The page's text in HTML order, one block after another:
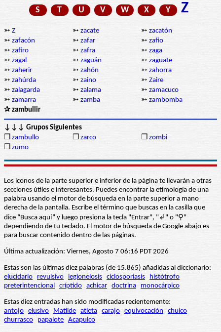
S
T U V W X Y Z
➳ Z ➳ zacate ➳ zacatón
➳ zafacón ➳ zafar ➳ zafio
➳ zafiro ➳ zafra ➳ zaga
➳ zagal ➳ zaguán ➳ zaguate
➳ zaherir ➳ zahón ➳ zahorra
➳ zahúrda ➳ zaino ➳ Zaire
➳ zalagarda ➳ zalama ➳ zamacuco
➳ zamarra ➳ zamba ➳ zambomba
✰ zambullir
↓↓↓ Grupos Siguientes
❒ zambullo ❒ zarco ❒ zombi
❒ zumo
Los iconos de la parte superior e inferior de la página te llevarán a otras
secciones útiles e interesantes. Puedes encontrar la etimología de una
palabra usando el motor de búsqueda en la parte superior a mano
derecha de la pantalla. Escribe el término que buscas en la casilla que
dice “Busca aquí” y luego presiona la tecla "Entrar", "↲" o "⚲"
dependiendo de tu teclado. El motor de búsqueda de Google abajo es
para buscar contenido dentro de las páginas.
Última actualización: Viernes, Agosto 7 06:16 PDT 2026
Estas son las últimas diez palabras (de 15.865) añadidas al diccionario:
elucidario
revulsivo legionelosis ciclosporiasis
histótrofo
preterintencional críptido achicar doctrina monocárpico
Estas diez entradas han sido modificadas recientemente:
antojo elusivo Matilde atleta carajo equivocación
chuico
churrasco
papalote Acapulco